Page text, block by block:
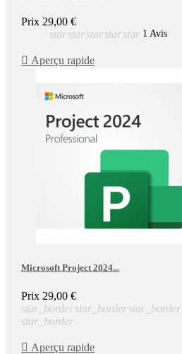
Prix 29,00 €
star star star star star 1 Avis
 Aperçu rapide
Microsoft Project 2024...
Prix 29,00 €
star_borderstar_borderstar_border
star_border
 Aperçu rapide